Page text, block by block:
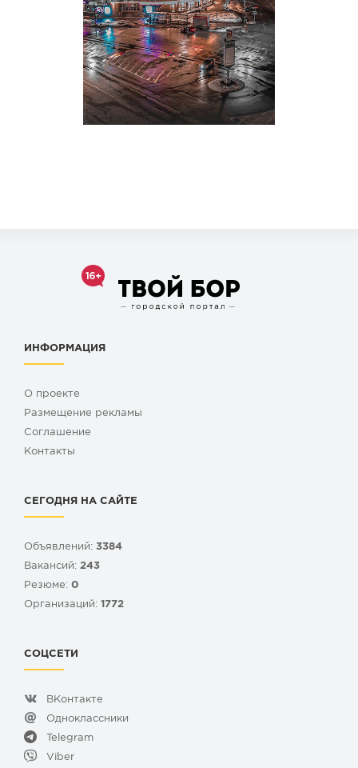
ИНФОРМАЦИЯ
О проекте
Размещение рекламы
Cоглашение
Контакты
СЕГОДНЯ НА САЙТЕ
Объявлений: 3384
Вакансий: 243
Резюме: 0
Организаций: 1772
СОЦСЕТИ
ВКонтакте
Одноклассники
Telegram
Viber